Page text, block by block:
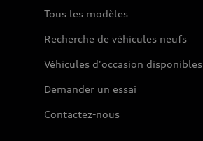
Tous les modèles
Recherche de véhicules neufs
Véhicules d'occasion disponibles
Demander un essai
Contactez-nous